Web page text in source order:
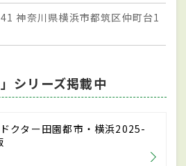
神奈川県横浜市都筑区仲町台1
シリーズ掲載中
クター田園都市・横浜2025-